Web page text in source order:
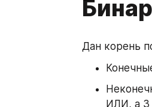
Дан корень
ИЛИ, а 3